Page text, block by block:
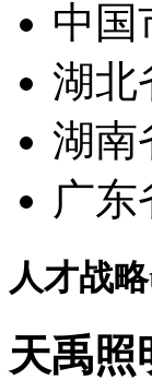
中国
湖北
湖南
广东
人才战略
天禹照